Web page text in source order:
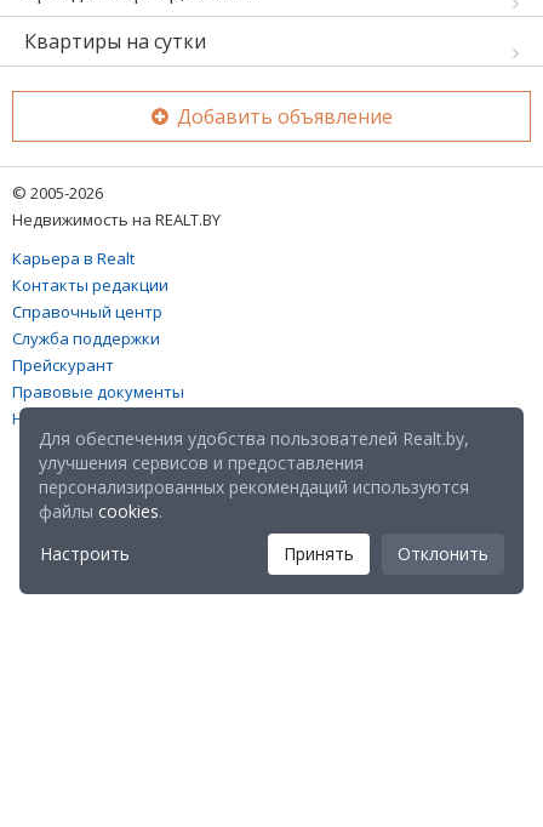
Квартиры на сутки
Добавить объявление
© 2005-2026
Недвижимость на REALT.BY
Карьера в Realt
Контакты редакции
Справочный центр
Служба поддержки
Прейскурант
Правовые документы
Настройка файлов cookies
Для обеспечения удобства пользователей Realt.by,
улучшения сервисов и предоставления
персонализированных рекомендаций используются
файлы cookies.
Настроить
Принять Отклонить